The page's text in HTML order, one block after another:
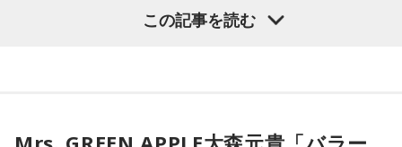
てみては。
寅の日は、古くから金運や旅立ちに縁起が良いとされる吉日
この記事を読む